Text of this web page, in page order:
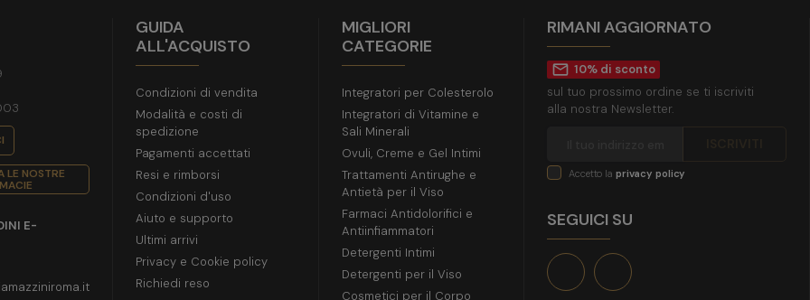
LE NOSTRE
E-
GUIDA
ALL'ACQUISTO
Condizioni di vendita
Modalità e costi di
spedizione
Pagamenti accettati
Resi e rimborsi
Condizioni d'uso
Aiuto e supporto
Ultimi arrivi
Privacy e Cookie policy
Richiedi reso
MIGLIORI
CATEGORIE
Integratori per Colesterolo
Integratori di Vitamine e
Sali Minerali
Ovuli, Creme e Gel Intimi
Trattamenti Antirughe e
Antietà per il Viso
Farmaci Antidolorifici e
Antiinfiammatori
Detergenti Intimi
Detergenti per il Viso
Cosmetici per il Corpo
RIMANI AGGIORNATO
mail_outline 10% di sconto
sul tuo prossimo ordine se ti iscriviti
alla nostra Newsletter.
Accetto la privacy policy
SEGUICI SU